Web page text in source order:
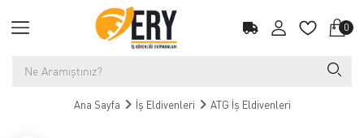
0
Ana Sayfa İş Eldivenleri ATG İş Eldivenleri